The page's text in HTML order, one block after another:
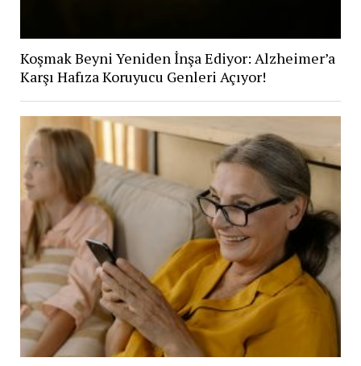
Koşmak Beyni Yeniden İnşa Ediyor: Alzheimer’a
Karşı Hafıza Koruyucu Genleri Açıyor!